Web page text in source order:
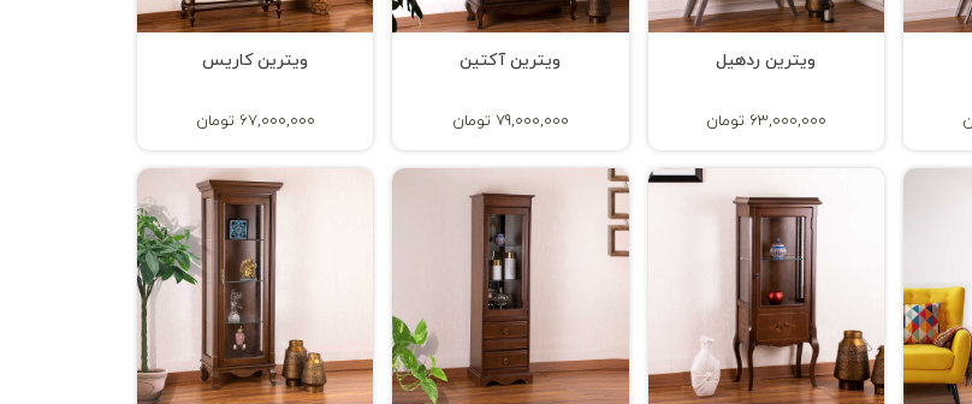
ویترین ردهیل
63,000,000 تومان
ویترین آکتین
79,000,000 تومان
ویترین کاریس
67,000,000 تومان